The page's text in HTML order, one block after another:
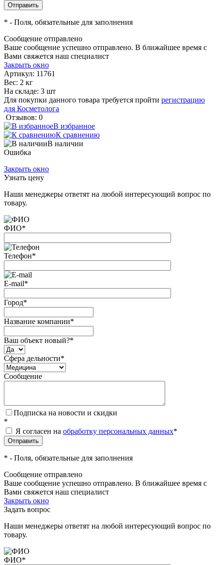
* - Поля, обязательные для заполнения
Сообщение отправлено
Ваше сообщение успешно отправлено. В ближайшее время с
Вами свяжется наш специалист
Закрыть окно
Артикул: 11761
Вес: 2 кг
На складе: 3 шт
Для покупки данного товара требуется пройти регистрацию
для Косметолога
Отзывов: 0
В избранное
К сравнению
В наличии
Ошибка
Закрыть окно
Узнать цену
Наши менеджеры ответят на любой интересующий вопрос по
товару.
ФИО*
Телефон*
E-mail*
Город*
Название компании*
Ваш объект новый?*
Сфера дельности*
Сообщение
Подписка на новости и скидки
*
Я согласен на обработку персональных данных*
* - Поля, обязательные для заполнения
Сообщение отправлено
Ваше сообщение успешно отправлено. В ближайшее время с
Вами свяжется наш специалист
Закрыть окно
Задать вопрос
Наши менеджеры ответят на любой интересующий вопрос по
товару.
ФИО*